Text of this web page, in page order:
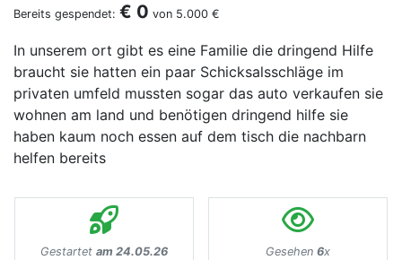
Bereits gespendet: € 0 von 5.000 €
In unserem ort gibt es eine Familie die dringend Hilfe
braucht sie hatten ein paar Schicksalsschläge im
privaten umfeld mussten sogar das auto verkaufen sie
wohnen am land und benötigen dringend hilfe sie
haben kaum noch essen auf dem tisch die nachbarn
helfen bereits
Gestartet am 24.05.26 Gesehen 6x